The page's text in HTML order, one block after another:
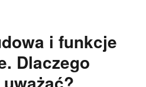
i funkcje
Dlaczego